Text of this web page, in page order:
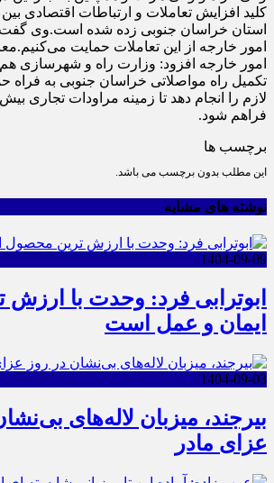
کلید افزایش تعاملات و ارتباطات اقتصادی
استان خراسان جنوبی زده شده است.وی
امور خارجه از این تعاملات حمایت
امور خارجه افزود: وزارت راه و شهرسازی
تکمیل راه مواصلاتی خراسان جنوبی به فراه
لازم را انجام دهد تا زمینه مراودات تجاری
فراهم شود.
برچسب ها
این مطلب بدون برچسب می باشد.
نوشته های مشابه
1404-09-09
ابوترابی فرد: وحدت با
ایمان و عمل است
1404-09-03
بیرجند، میزبان لاله‌های
عزای مادر